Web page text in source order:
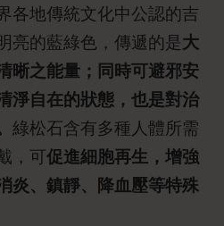
各地傳統文化中公認的吉
亮的藍綠色，傳遞的是大
晰之能量；同時可避邪安
淨自在的狀態，也是對治
綠松石含有多種人體所需
，可促進細胞再生，增強
炎、鎮靜、降血壓等特殊